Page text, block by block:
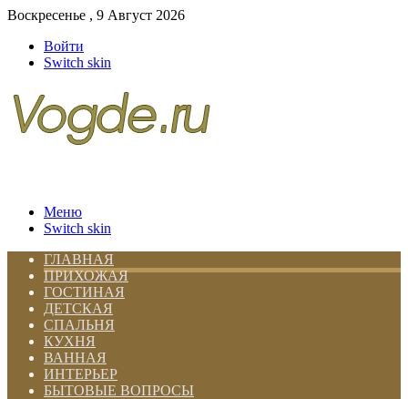
Воскресенье , 9 Август 2026
Войти
Switch skin
Меню
Switch skin
ГЛАВНАЯ
ПРИХОЖАЯ
ГОСТИНАЯ
ДЕТСКАЯ
СПАЛЬНЯ
КУХНЯ
ВАННАЯ
ИНТЕРЬЕР
БЫТОВЫЕ ВОПРОСЫ